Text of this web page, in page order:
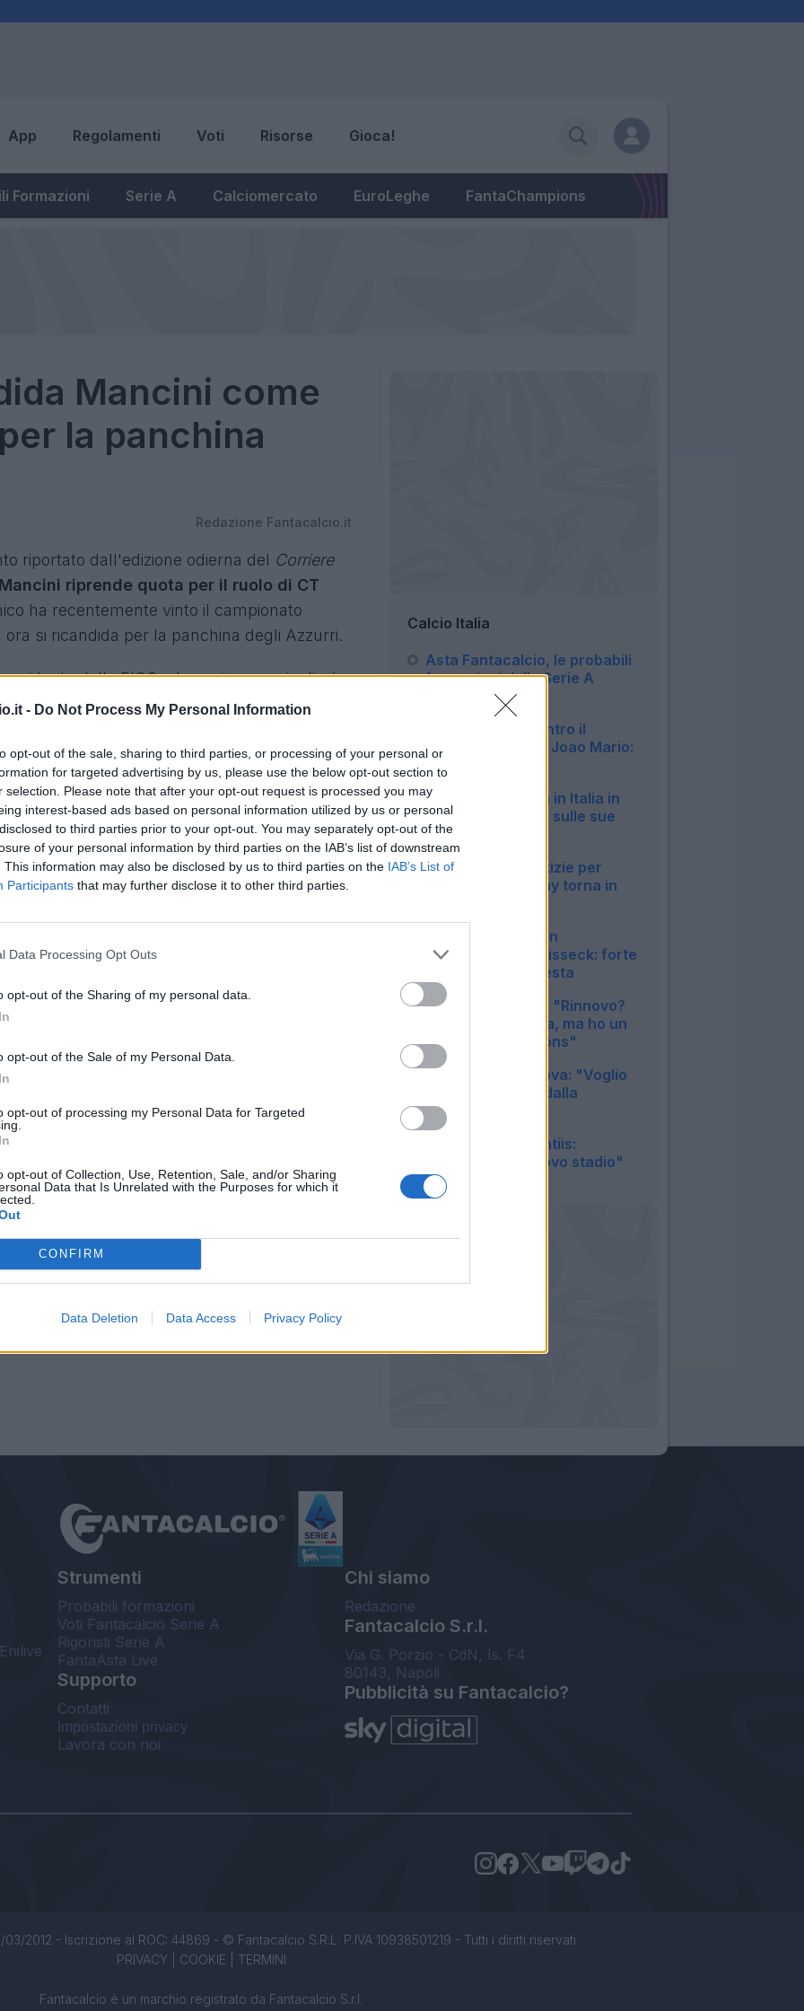
- Do Not Process My Personal Information
opt-out of the sale, sharing to third parties, or processing of your personal or
for targeted advertising by us, please use the below opt-out section to
selection. Please note that after your opt-out request is processed you may
interest-based ads based on personal information utilized by us or personal
to third parties prior to your opt-out. You may separately opt-out of the
of your personal information by third parties on the IAB’s list of downstream
This information may also be disclosed by us to third parties on the IAB’s List of
Participants that may further disclose it to other third parties.
Data Processing Opt Outs
opt-out of the Sharing of my personal data.
opt-out of the Sale of my Personal Data.
opt-out of processing my Personal Data for Targeted
opt-out of Collection, Use, Retention, Sale, and/or Sharing
Data that Is Unrelated with the Purposes for which it
CONFIRM
Data Deletion Data Access Privacy Policy
App Regolamenti Voti Risorse Gioca!
Formazioni Serie A Calciomercato EuroLeghe FantaChampions
Mancini come
la panchina
Redazione Fantacalcio.it
riportato dall'edizione odierna del Corriere
riprende quota per il ruolo di CT
ha recentemente vinto il campionato
si ricandida per la panchina degli Azzurri.
della FIGC, che a giugno scioglierà
basso e la conoscenza dei baby
nelle colonne di questa mattina.
il ruolo di CT
Allegri resta in corsa per il ruolo di CT.Per
anche il Napoli in caso di mancato arrivo di
e attende. Perde quota, invece, il nome di
Calcio Italia
Asta Fantacalcio, le probabili
formazioni della Serie A
Enilive 2026/27
Fiorentina, 1-1 contro il
Deportivo: ottimo Joao Mario:
il tabellino
22:57
Milan, Gila rientra in Italia in
anticipo: le ultime sulle sue
condizioni
19:15
Napoli, buone notizie per
Allegri: McTominay torna in
17:38
Inter, duro colpo in
amichevole per Bisseck: forte
contusione alla testa
12:15
Inter, Mkhitaryan: "Rinnovo?
Nessuna garanzia, ma ho un
sogno in Champions"
11:33
Juventus, Zhegrova: "Voglio
restare, frenato dalla
pubalgia"
10:25
Napoli, De Laurentiis:
"Vogliamo un nuovo stadio"
08:48
Strumenti
Probabili formazioni
Voti Fantacalcio Serie A
Rigoristi Serie A
FantaAsta Live
Supporto
Contatti
Impostazioni privacy
Lavora con noi
Chi siamo
Redazione
Fantacalcio S.r.l.
Via G. Porzio - CdN, Is. F4
80143, Napoli
Pubblicità su Fantacalcio?
2012 - Iscrizione al ROC: 44869 - © Fantacalcio S.R.L. P.IVA 10938501219 - Tutti i diritti riservati.
PRIVACY| COOKIE TERMINI
Fantacalcio è un marchio registrato da Fantacalcio S.r.l.